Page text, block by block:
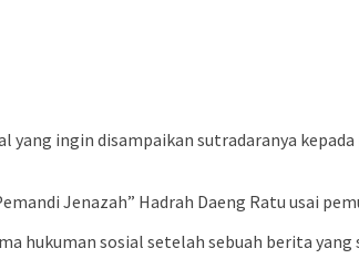
yang ingin disampaikan sutradaranya
Jenazah” Hadrah Daeng Ratu usai
hukuman sosial setelah sebuah berita yang